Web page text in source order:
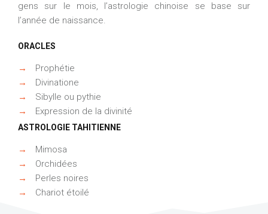
gens sur le mois, l’astrologie chinoise se base sur
l’année de naissance.
ORACLES
→
Prophétie
→
Divinatione
→
Sibylle ou pythie
→
Expression de la divinité
ASTROLOGIE TAHITIENNE
→
Mimosa
→
Orchidées
→
Perles noires
→
Chariot étoilé